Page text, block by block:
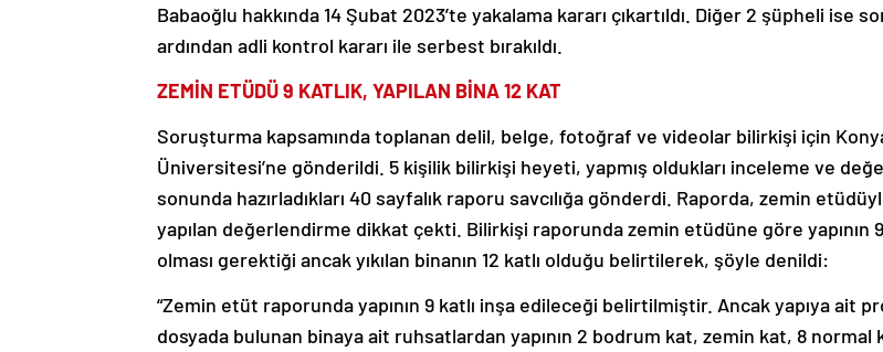
Babaoğlu hakkında 14 Şubat 2023’te yakalama kararı çıkartıldı. Diğer 2 şüpheli ise
ardından adli kontrol kararı ile serbest bırakıldı.
ZEMİN ETÜDÜ 9 KATLIK, YAPILAN BİNA 12 KAT
Soruşturma kapsamında toplanan delil, belge, fotoğraf ve videolar bilirkişi için
Üniversitesi’ne gönderildi. 5 kişilik bilirkişi heyeti, yapmış oldukları inceleme ve
sonunda hazırladıkları 40 sayfalık raporu savcılığa gönderdi. Raporda, zemin
yapılan değerlendirme dikkat çekti. Bilirkişi raporunda zemin etüdüne göre yapının
olması gerektiği ancak yıkılan binanın 12 katlı olduğu belirtilerek, şöyle denildi:
“Zemin etüt raporunda yapının 9 katlı inşa edileceği belirtilmiştir. Ancak yapıya ait
dosyada bulunan binaya ait ruhsatlardan yapının 2 bodrum kat, zemin kat, 8 normal